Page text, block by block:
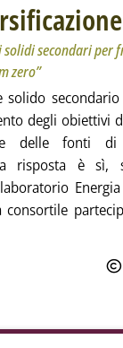
secondari per
zero”
solido
degli obiettivi
delle fonti di
risposta è sì,
consortile